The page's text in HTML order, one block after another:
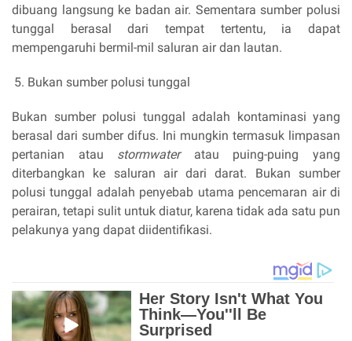
dibuang langsung ke badan air. Sementara sumber polusi
tunggal berasal dari tempat tertentu, ia dapat
mempengaruhi bermil-mil saluran air dan lautan.
Bukan sumber polusi tunggal
Bukan sumber polusi tunggal adalah kontaminasi yang
berasal dari sumber difus. Ini mungkin termasuk limpasan
pertanian atau stormwater atau puing-puing yang
diterbangkan ke saluran air dari darat. Bukan sumber
polusi tunggal adalah penyebab utama pencemaran air di
perairan, tetapi sulit untuk diatur, karena tidak ada satu pun
pelakunya yang dapat diidentifikasi.